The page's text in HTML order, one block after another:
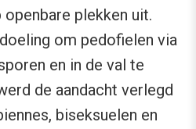
plekken uit.
om pedofielen via
en in de val te
de aandacht verlegd
biseksuelen en